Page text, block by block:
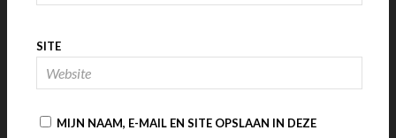
SITE
MIJN NAAM, E-MAIL EN SITE OPSLAAN IN DEZE